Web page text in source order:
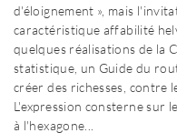
d'éloignement », mais
caractéristique affabilité
quelques réalisations de la
statistique, un Guide du
créer des richesses, contre
L'expression consterne sur
à l'hexagone...